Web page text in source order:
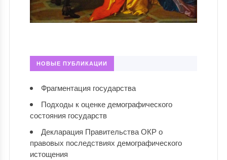
НОВЫЕ ПУБЛИКАЦИИ
Фрагментация государства
Подходы к оценке демографического
состояния государств
Декларация Правительства ОКР о
правовых последствиях демографического
истощения